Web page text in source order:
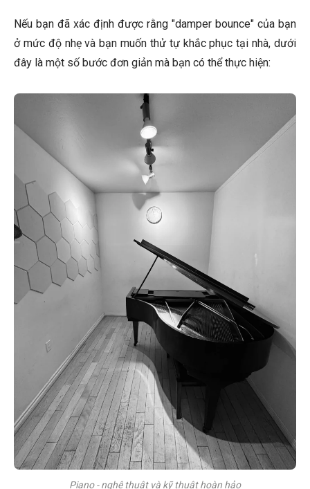
Nếu bạn đã xác định được rằng "damper bounce" của bạn
ở mức độ nhẹ và bạn muốn thử tự khắc phục tại nhà, dưới
đây là một số bước đơn giản mà bạn có thể thực hiện:
Piano - nghệ thuật và kỹ thuật hoàn hảo